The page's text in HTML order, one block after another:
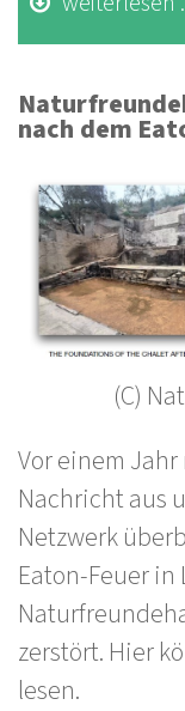
nach dem
(C)
Vor einem
Nachricht aus
Netzwerk
Eaton-Feuer in
zerstört. Hier
lesen.